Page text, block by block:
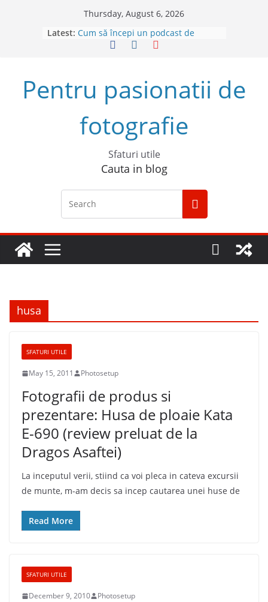
Thursday, August 6, 2026
Latest: Cum să începi un podcast de
4 sfaturi pentru cele mai bune
fotografii spontane
5 Trucuri pentru fotografia creativă
Top 5 obiective foto mirrorless în
2023
Pentru pasionatii de
fotografie
Sfaturi utile
Cauta in blog
husa
SFATURI UTILE
May 15, 2011 Photosetup
Fotografii de produs si
prezentare: Husa de ploaie Kata
E-690 (review preluat de la
Dragos Asaftei)
La inceputul verii, stiind ca voi pleca in cateva excursii
de munte, m-am decis sa incep cautarea unei huse de
Read More
SFATURI UTILE
December 9, 2010 Photosetup